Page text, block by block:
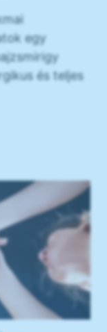
egy
és teljes